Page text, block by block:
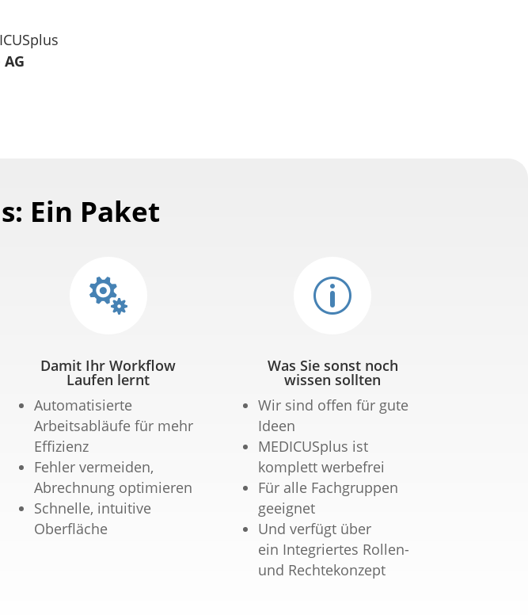
Ein Paket

Damit Ihr Workflow
Laufen lernt
Automatisierte
Arbeitsabläufe für mehr
Effizienz
Fehler vermeiden,
Abrechnung optimieren
Schnelle, intuitive
Oberfläche
p
Was Sie sonst noch
wissen sollten
Wir sind offen für gute
Ideen
MEDICUSplus ist
komplett werbefrei
Für alle Fachgruppen
geeignet
Und verfügt über
ein Integriertes Rollen-
und Rechtekonzept